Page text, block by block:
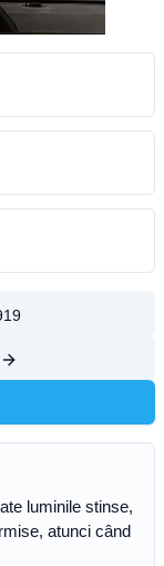
luminile stinse,
atunci când